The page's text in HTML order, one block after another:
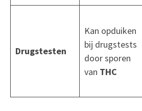
Drugstesten
Kan opduiken
bij drugstests
door sporen
van THC